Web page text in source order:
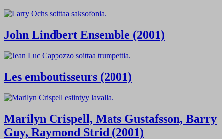
John Lindbert Ensemble (2001)
Les emboutisseurs (2001)
Marilyn Crispell, Mats Gustafsson, Barry
Guy, Raymond Strid (2001)